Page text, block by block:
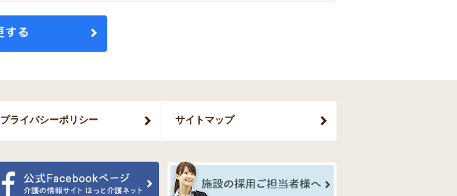
プライバシーポリシー サイトマップ